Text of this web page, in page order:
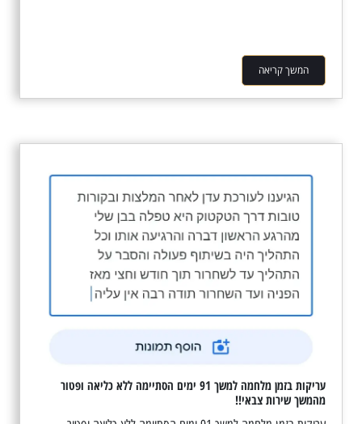
המשך קריאה
עריקות בזמן מלחמה למשך 91 ימים הסתיימה ללא כליאה ופטור
מהמשך שירות צבאי!!